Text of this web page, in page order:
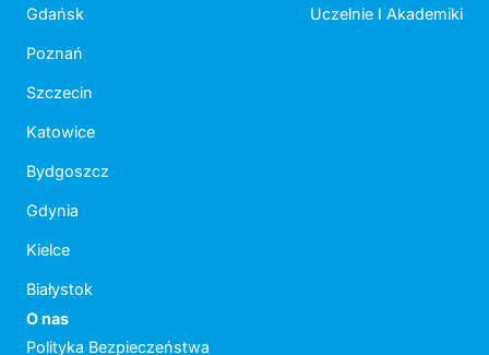
Gdańsk
Poznań
Szczecin
Katowice
Bydgoszcz
Gdynia
Kielce
Białystok
Uczelnie I Akademiki
O nas
Polityka Bezpieczeństwa